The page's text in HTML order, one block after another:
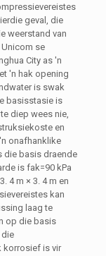
geval, die
weerstand van
Unicom se
City as 'n
'n hak opening
is swak
basisstasie is
diep wees nie,
en
onafhanklike
basis draende
is fak=90 kPa
4 m × 3. 4 m en
kan
laag te
op die basis
die
korrosief is vir